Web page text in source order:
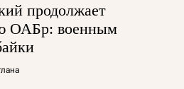
продолжает
ОАБр: военным